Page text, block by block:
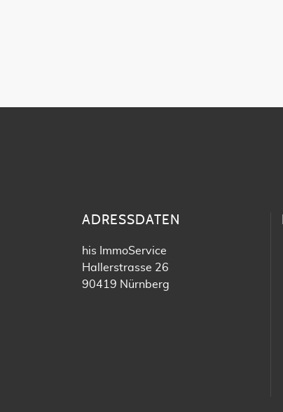
ADRESSDATEN
his ImmoService
Hallerstrasse 26
90419 Nürnberg